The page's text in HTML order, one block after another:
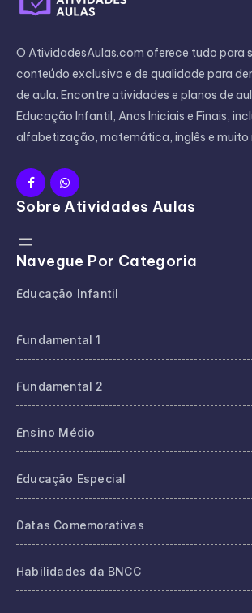
O AtividadesAulas.com oferece tudo para
conteúdo exclusivo e de qualidade para
de aula. Encontre atividades e planos de
Educação Infantil, Anos Iniciais e Finais,
alfabetização, matemática, inglês e muito
Sobre Atividades Aulas
Navegue Por Categoria
Educação Infantil
Fundamental 1
Fundamental 2
Ensino Médio
Educação Especial
Datas Comemorativas
Habilidades da BNCC